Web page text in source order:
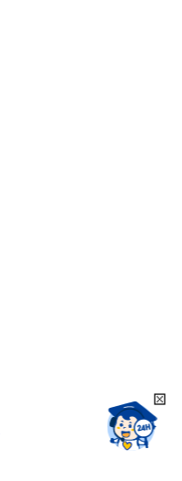
챗봇상담:
24시
채팅상담:
9시~18시
희